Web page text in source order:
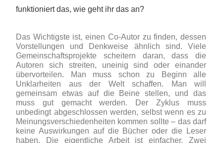
funktioniert das, wie geht ihr das an?
Das Wichtigste ist, einen Co-Autor zu finden, dessen
Vorstellungen und Denkweise ähnlich sind. Viele
Gemeinschaftsprojekte scheitern daran, dass die
Autoren sich streiten, uneinig sind oder einander
übervorteilen. Man muss schon zu Beginn alle
Unklarheiten aus der Welt schaffen. Man will
gemeinsam etwas auf die Beine stellen, und das
muss gut gemacht werden. Der Zyklus muss
unbedingt abgeschlossen werden, selbst wenn es zu
Meinungsverschiedenheiten kommen sollte – das darf
keine Auswirkungen auf die Bücher oder die Leser
haben. Die eigentliche Arbeit ist einfacher. Zwei